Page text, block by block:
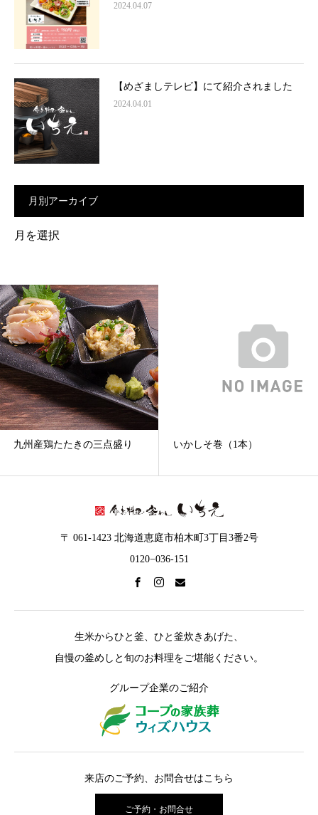
2024.04.07
【めざましテレビ】にて紹介されました
2024.04.01
月別アーカイブ
月
ー
カ
イ
ブ
鶏たたきの三点盛り いかしそ巻（1本）
〒 061-1423 北海道恵庭市柏木町3丁目3番2号
0120−036-151
生米からひと釜、ひと釜炊きあげた、
自慢の釜めしと旬のお料理をご堪能ください。
グループ企業のご紹介
来店のご予約、お問合せはこちら
ご予約・お問合せ